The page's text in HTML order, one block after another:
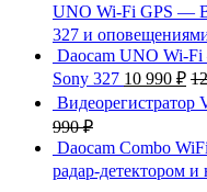
UNO Wi-Fi GPS —
327 и
Daocam UNO Wi-Fi
Sony 327 10 990 ₽
990₽
Daocam Combo
радар-детектором